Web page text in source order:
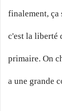
finalement, ça
c'est la liberté
primaire. On
a une grande